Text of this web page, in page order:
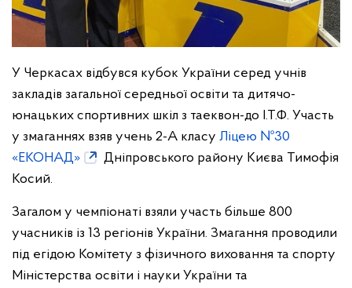
У Черкасах відбувся кубок України серед учнів
закладів загальної середньої освіти та дитячо-
юнацьких спортивних шкіл з таеквон-до І.Т.Ф. Участь
у змаганнях взяв учень 2-А класу Ліцею №30
«ЕКОНАД»
Дніпровського району Києва Тимофія
Косий.
Загалом у чемпіонаті взяли участь більше 800
учасників із 13 регіонів України. Змагання проводили
під егідою Комітету з фізичного виховання та спорту
Міністерства освіти і науки України та